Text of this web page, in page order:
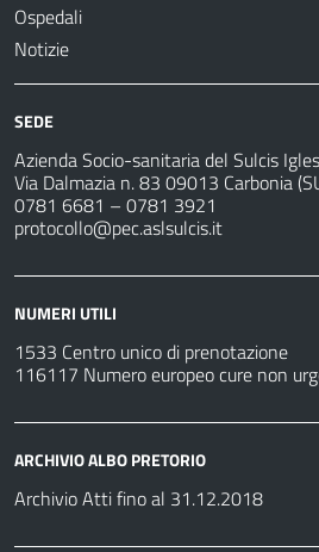
Ospedali
Notizie
SEDE
Azienda Socio-sanitaria del Sulcis
Via Dalmazia n. 83 09013 Carbonia
0781 6681 – 0781 3921
protocollo@pec.aslsulcis.it
NUMERI UTILI
1533 Centro unico di prenotazione
116117 Numero europeo cure non
ARCHIVIO ALBO PRETORIO
Archivio Atti fino al 31.12.2018